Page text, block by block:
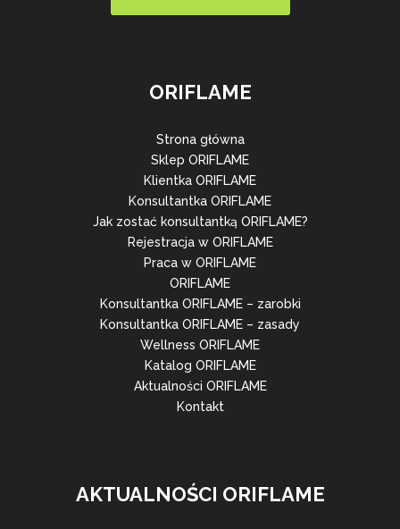
ORIFLAME
Strona główna
Sklep ORIFLAME
Klientka ORIFLAME
Konsultantka ORIFLAME
Jak zostać konsultantką ORIFLAME?
Rejestracja w ORIFLAME
Praca w ORIFLAME
ORIFLAME
Konsultantka ORIFLAME – zarobki
Konsultantka ORIFLAME – zasady
Wellness ORIFLAME
Katalog ORIFLAME
Aktualności ORIFLAME
Kontakt
AKTUALNOŚCI ORIFLAME